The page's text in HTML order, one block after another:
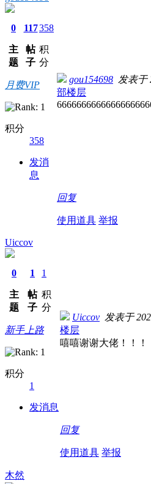
0
主
题
117
帖
子
358
积
分
月费VIP
积分
358
发消
息
gou154698 发表于
部楼层
回复
使用道具 举报
Uiccov
0
主
题
1
帖
子
1
积
分
新手上路
积分
1
发消息
Uiccov 发表于
楼层
嘻嘻谢谢大佬！！！
回复
使用道具 举报
木然